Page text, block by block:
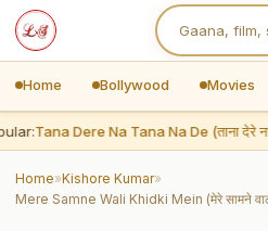
Home Bollywood Movies
Tana Dere Na Tana Na De (ताना देरे ना
Home»Kishore Kumar»
Mere Samne Wali Khidki Mein (मेरे सामने